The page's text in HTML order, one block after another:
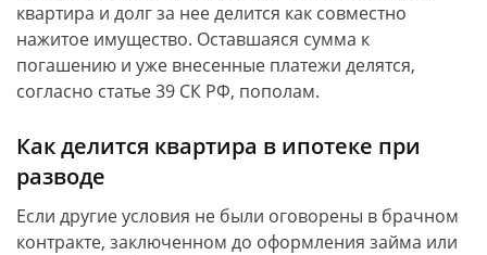
квартира и долг за нее делится как совместно
нажитое имущество. Оставшаяся сумма к
погашению и уже внесенные платежи делятся,
согласно статье 39 СК РФ, пополам.
Как делится квартира в ипотеке при
разводе
Если другие условия не были оговорены в брачном
контракте, заключенном до оформления займа или